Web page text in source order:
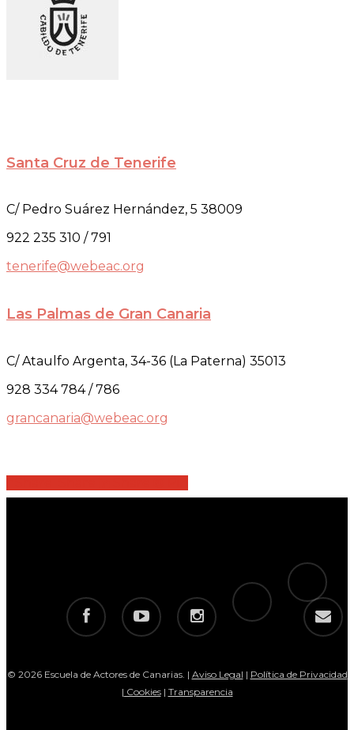
Santa Cruz de Tenerife
C/ Pedro Suárez Hernández, 5 38009
922 235 310 / 791
tenerife@webeac.org
Las Palmas de Gran Canaria
C/ Ataulfo Argenta, 34-36 (La Paterna) 35013
928 334 784 / 786
grancanaria@webeac.org
facebook youtube instagram
telegram
tiktok
email
© 2026 Escuela de Actores de Canarias. | Aviso Legal | Política de Privacidad
| Cookies| Transparencia